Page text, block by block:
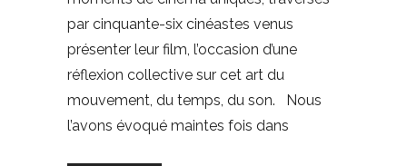
par cinquante-six cinéastes venus
présenter leur film, l’occasion d’une
réflexion collective sur cet art du
mouvement, du temps, du son. Nous
l’avons évoqué maintes fois dans